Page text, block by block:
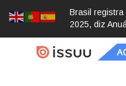
Brasil registra
2025, diz